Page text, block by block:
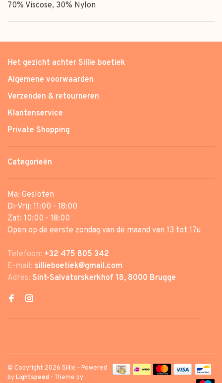
70% Viscose, 30% Nylon
Het gezicht achter Sillie boetiek
Algemene voorwaarden
Verzenden & retourneren
Klantenservice
Private Shopping
Categorieën
Ma: Gesloten
Di-Vrij: 11:00 - 18:00
Zat: 10:00 - 18:00
Open op de eerste zondag van de maand van 13 tot 17u
Telefoon: +32 475 805 342
E-mail: sillieboetiek@gmail.com
Adres: Sint-Salvatorskerkhof 18, 8000 Brugge
© Copyright 2026 Sillie - Powered
byLightspeed - Theme by